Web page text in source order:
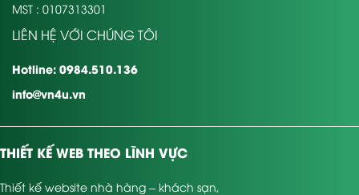
MST : 0107313301
LIÊN HỆ VỚI CHÚNG TÔI
Hotline: 0984.510.136
info@vn4u.vn
THIẾT KẾ WEB THEO LĨNH VỰC
Thiết kế website nhà hàng – khách sạn,